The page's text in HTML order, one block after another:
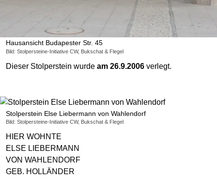
Hausansicht Budapester Str. 45
Bild: Stolpersteine-Initiative CW, Bukschat & Flegel
Dieser Stolperstein wurde am 26.9.2006 verlegt.
Stolperstein Else Liebermann von Wahlendorf
Bild: Stolpersteine-Initiative CW, Bukschat & Flegel
HIER WOHNTE
ELSE LIEBERMANN
VON WAHLENDORF
GEB. HOLLÄNDER